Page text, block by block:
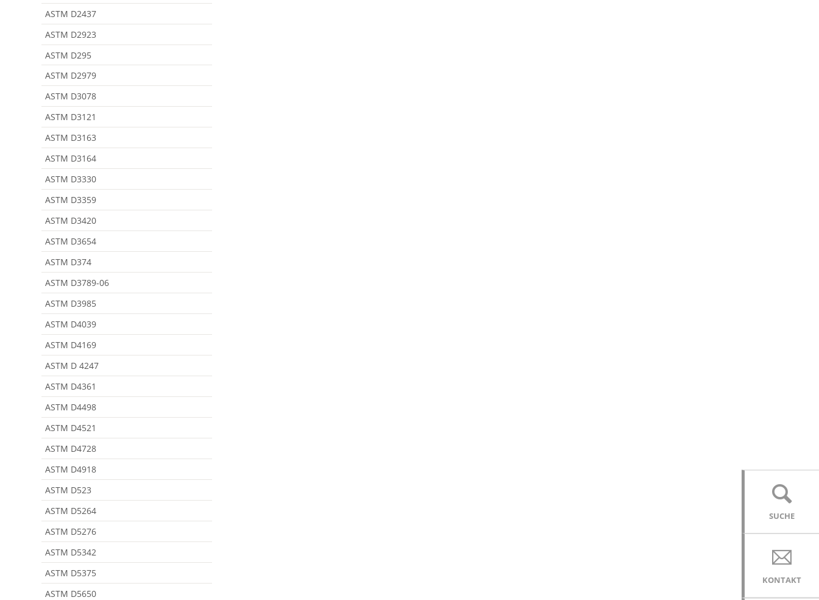
SUCHE
KONTAKT
ASTM D2437
ASTM D2923
ASTM D295
ASTM D2979
ASTM D3078
ASTM D3121
ASTM D3163
ASTM D3164
ASTM D3330
ASTM D3359
ASTM D3420
ASTM D3654
ASTM D374
ASTM D3789-06
ASTM D3985
ASTM D4039
ASTM D4169
ASTM D 4247
ASTM D4361
ASTM D4498
ASTM D4521
ASTM D4728
ASTM D4918
ASTM D523
ASTM D5264
ASTM D5276
ASTM D5342
ASTM D5375
ASTM D5650